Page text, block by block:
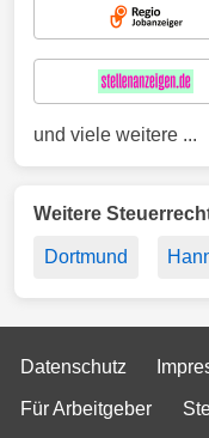
und viele weitere ...
Weitere
Dortmund
Datenschutz
Für Arbeitgeber